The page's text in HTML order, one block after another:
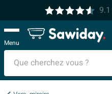
9.1
Menu